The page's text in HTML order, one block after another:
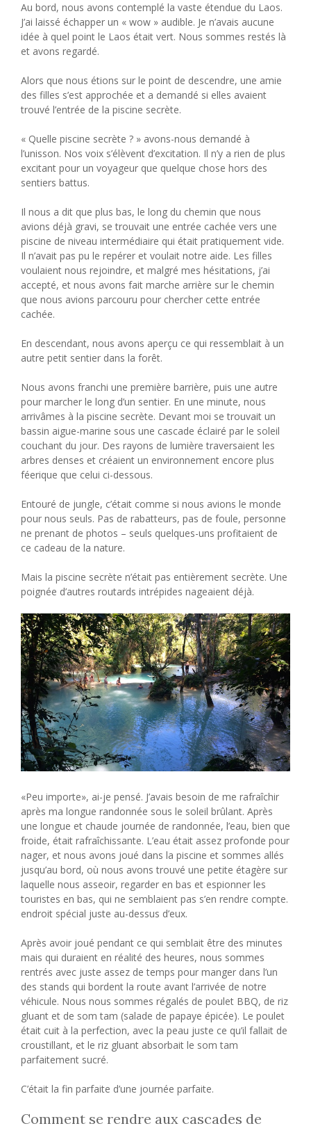
Au bord, nous avons contemplé la vaste étendue du Laos.
J’ai laissé échapper un « wow » audible. Je n’avais aucune
idée à quel point le Laos était vert. Nous sommes restés là
et avons regardé.
Alors que nous étions sur le point de descendre, une amie
des filles s’est approchée et a demandé si elles avaient
trouvé l’entrée de la piscine secrète.
« Quelle piscine secrète ? » avons-nous demandé à
l’unisson. Nos voix s’élèvent d’excitation. Il n’y a rien de plus
excitant pour un voyageur que quelque chose hors des
sentiers battus.
Il nous a dit que plus bas, le long du chemin que nous
avions déjà gravi, se trouvait une entrée cachée vers une
piscine de niveau intermédiaire qui était pratiquement vide.
Il n’avait pas pu le repérer et voulait notre aide. Les filles
voulaient nous rejoindre, et malgré mes hésitations, j’ai
accepté, et nous avons fait marche arrière sur le chemin
que nous avions parcouru pour chercher cette entrée
cachée.
En descendant, nous avons aperçu ce qui ressemblait à un
autre petit sentier dans la forêt.
Nous avons franchi une première barrière, puis une autre
pour marcher le long d’un sentier. En une minute, nous
arrivâmes à la piscine secrète. Devant moi se trouvait un
bassin aigue-marine sous une cascade éclairé par le soleil
couchant du jour. Des rayons de lumière traversaient les
arbres denses et créaient un environnement encore plus
féerique que celui ci-dessous.
Entouré de jungle, c’était comme si nous avions le monde
pour nous seuls. Pas de rabatteurs, pas de foule, personne
ne prenant de photos – seuls quelques-uns profitaient de
ce cadeau de la nature.
Mais la piscine secrète n’était pas entièrement secrète. Une
poignée d’autres routards intrépides nageaient déjà.
«Peu importe», ai-je pensé. J’avais besoin de me rafraîchir
après ma longue randonnée sous le soleil brûlant. Après
une longue et chaude journée de randonnée, l’eau, bien que
froide, était rafraîchissante. L’eau était assez profonde pour
nager, et nous avons joué dans la piscine et sommes allés
jusqu’au bord, où nous avons trouvé une petite étagère sur
laquelle nous asseoir, regarder en bas et espionner les
touristes en bas, qui ne semblaient pas s’en rendre compte.
endroit spécial juste au-dessus d’eux.
Après avoir joué pendant ce qui semblait être des minutes
mais qui duraient en réalité des heures, nous sommes
rentrés avec juste assez de temps pour manger dans l’un
des stands qui bordent la route avant l’arrivée de notre
véhicule. Nous nous sommes régalés de poulet BBQ, de riz
gluant et de som tam (salade de papaye épicée). Le poulet
était cuit à la perfection, avec la peau juste ce qu’il fallait de
croustillant, et le riz gluant absorbait le som tam
parfaitement sucré.
C’était la fin parfaite d’une journée parfaite.
Comment se rendre aux cascades de